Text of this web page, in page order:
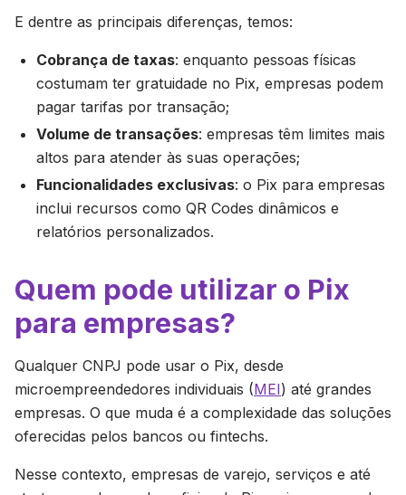
E dentre as principais diferenças, temos:
Cobrança de taxas: enquanto pessoas físicas
costumam ter gratuidade no Pix, empresas podem
pagar tarifas por transação;
Volume de transações: empresas têm limites mais
altos para atender às suas operações;
Funcionalidades exclusivas: o Pix para empresas
inclui recursos como QR Codes dinâmicos e
relatórios personalizados.
Quem pode utilizar o Pix
para empresas?
Qualquer CNPJ pode usar o Pix, desde
microempreendedores individuais (MEI) até grandes
empresas. O que muda é a complexidade das soluções
oferecidas pelos bancos ou fintechs.
Nesse contexto, empresas de varejo, serviços e até